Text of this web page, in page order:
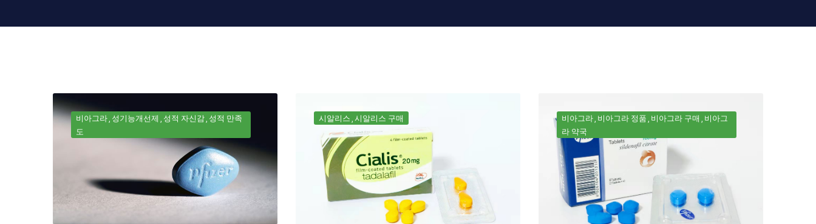
비아그라 성기능개선제 성적 자신감 성적 만족
도
시알리스 시알리스 구매 비아그라 비아그라 정품 비아그라 구매
비아그
라 약국